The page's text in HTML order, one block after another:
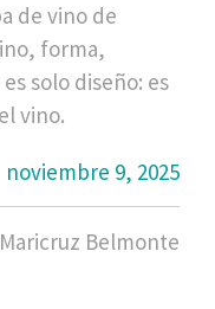
de vino de
forma,
solo diseño: es
vino.
noviembre 9, 2025
Belmonte